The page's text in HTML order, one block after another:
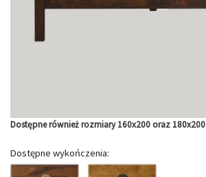
Dostępne również rozmiary 160x200 oraz 180x200
Dostępne wykończenia: